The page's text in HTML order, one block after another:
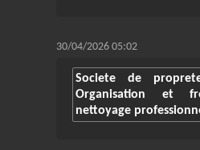
30/04/2026 05:02
Societe de
Organisation et
nettoyage